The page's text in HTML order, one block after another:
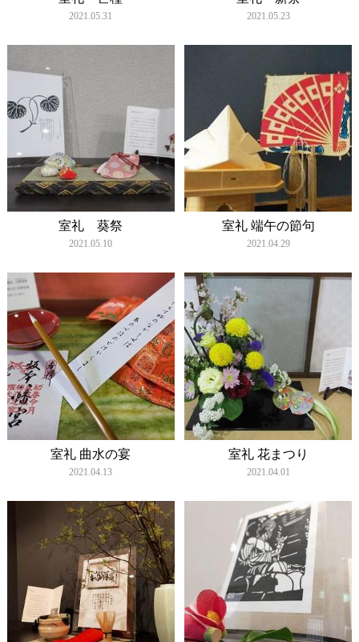
2021.05.31 2021.05.23
室礼 葵祭
2021.05.10
室礼 端午の節句
2021.04.29
室礼 曲水の宴
2021.04.13
室礼 花まつり
2021.04.01